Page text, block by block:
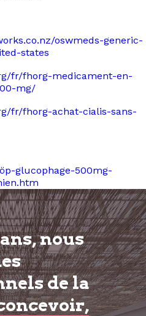
oswmeds-generic-
states
fr/fhorg-medicament-en-
mg/
fr/fhorg-achat-cialis-sans-
glucophage-500mg-
nous
de la